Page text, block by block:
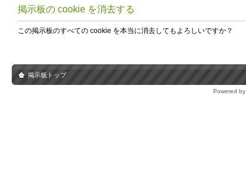
掲示板の cookie を消去する
この掲示板のすべての cookie を本当に消去してもよろしいですか？
掲示板トップ
Powered by